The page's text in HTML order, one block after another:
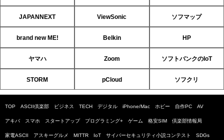
JAPANNEXT ViewSonic ソフマップ
brand new ME! Belkin HP
ヤマハ Zoom ソフトバンクのIoT
STORM pCloud ソフクリ
TOP ASCII倶楽部 ビジネス TECH デジタル iPhone/Mac ホビー 自作PC AV
アキバ スマホ スタートアップ プログラミング+ ゲーム 格安SIM 倶楽部情報局
家電ASCII アスキーグルメ MITTR IoT サイバーセキュリティ小説コンテスト SDGs